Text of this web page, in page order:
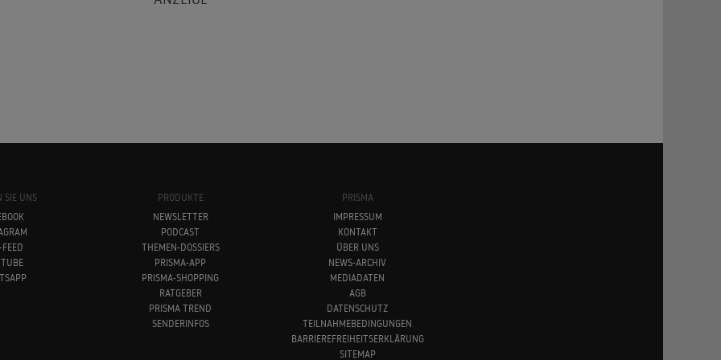
SIE UNS
FEED
PRODUKTE
NEWSLETTER
PODCAST
THEMEN-DOSSIERS
PRISMA-APP
PRISMA-SHOPPING
RATGEBER
PRISMA TREND
SENDERINFOS
PRISMA
IMPRESSUM
KONTAKT
ÜBER UNS
NEWS-ARCHIV
MEDIADATEN
AGB
DATENSCHUTZ
TEILNAHMEBEDINGUNGEN
BARRIEREFREIHEITSERKLÄRUNG
SITEMAP